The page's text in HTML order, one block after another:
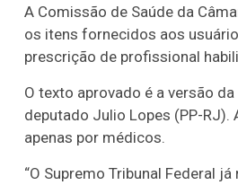
A Comissão de Saúde da
os itens fornecidos aos
prescrição de profissional
O texto aprovado é a versão
deputado Julio Lopes (PP-
apenas por médicos.
“O Supremo Tribunal Federal